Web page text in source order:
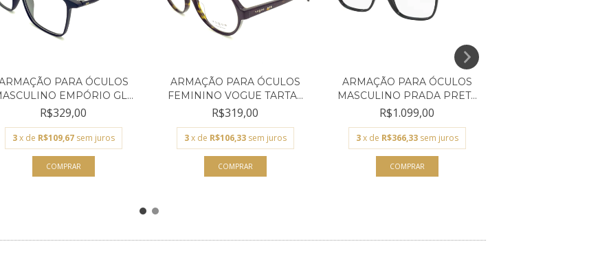
PARA ÓCULOS
EMPÓRIO GL...
R$329,00
3 x de R$109,67 sem juros
ARMAÇÃO PARA ÓCULOS
FEMININO VOGUE TARTA...
R$319,00
3 x de R$106,33 sem juros
ARMAÇÃO PARA ÓCULOS
MASCULINO PRADA PRET...
R$1.099,00
3 x de R$366,33 sem juros